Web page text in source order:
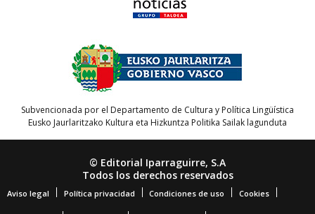
Subvencionada por el Departamento de Cultura y Política Lingüística
Eusko Jaurlaritzako Kultura eta Hizkuntza Politika Sailak lagunduta
© Editorial Iparraguirre, S.A
Todos los derechos reservados
Aviso legal Política privacidad Condiciones de uso Cookies